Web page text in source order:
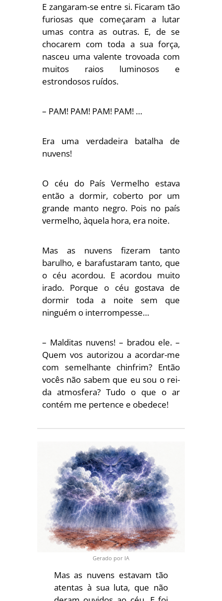
E zangaram-se entre si. Ficaram tão
furiosas que começaram a lutar
umas contra as outras. E, de se
chocarem com toda a sua força,
nasceu uma valente trovoada com
muitos raios luminosos e
estrondosos ruídos.
– PAM! PAM! PAM! PAM! …
Era uma verdadeira batalha de
nuvens!
O céu do País Vermelho estava
então a dormir, coberto por um
gran­de manto negro. Pois no país
vermelho, àquela hora, era noite.
Mas as nuvens fizeram tanto
barulho, e barafustaram tanto, que
o céu acordou. E acordou muito
irado. Porque o céu gostava de
dormir toda a noite sem que
ninguém o interrompesse…
– Malditas nuvens! – bradou ele. –
Quem vos autorizou a acordar-me
com semelhante chinfrim? Então
vocês não sabem que eu sou o rei­
da atmosfera? Tudo o que o ar
contém me pertence e obedece!
Gerado por IA
Mas as nuvens estavam tão
atentas à sua luta, que não